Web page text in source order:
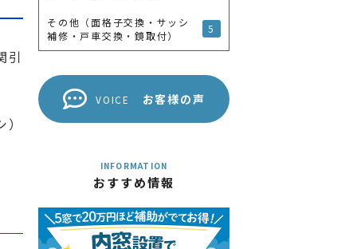
引
その他（面格子交換・サッシ
補修・戸車交換・鏡取付）
5
VOICE お客様の声
INFORMATION
おすすめ情報